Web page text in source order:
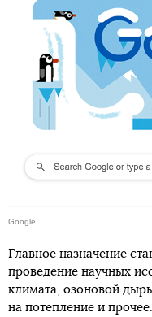
Google
Главное назначение
проведение научных
климата, озоновой
на потепление и